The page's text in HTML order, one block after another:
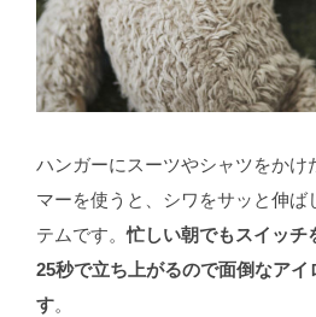
ハンガーにスーツやシャツをかけ
マーを使うと、シワをサッと伸ば
テムです。忙しい朝でもスイッチ
25秒で立ち上がるので面倒なアイ
す。